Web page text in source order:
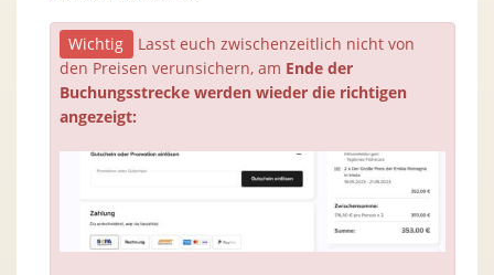
Wichtig
Lasst euch zwischenzeitlich nicht von
den Preisen verunsichern, am Ende der
Buchungsstrecke werden wieder die richtigen
angezeigt: